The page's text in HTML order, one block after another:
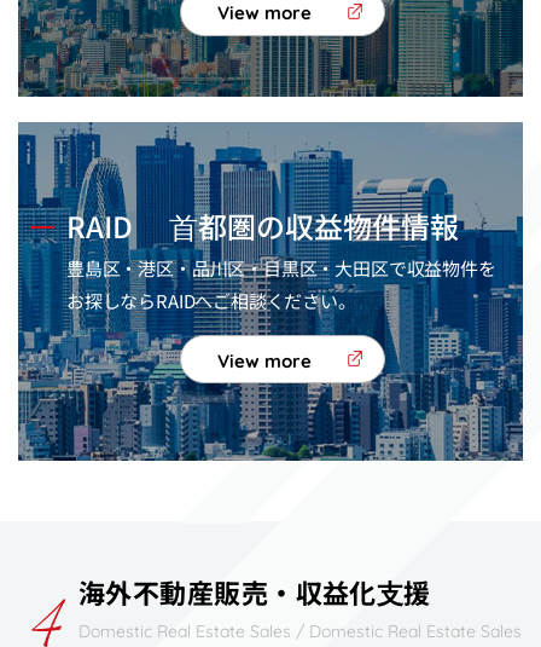
View more
RAID ⾸都圏の収益物件情報
豊島区・港区・品川区・目黒区・大田区で収益物件を
お探しならRAIDへご相談ください。
View more
海外不動産販売・収益化⽀援
Domestic Real Estate Sales / Domestic Real Estate Sales